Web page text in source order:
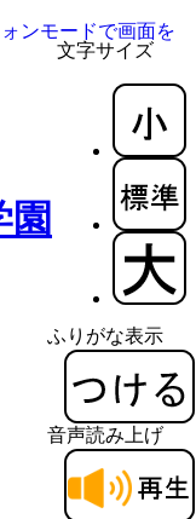
文字サイズ
ふりがな表示
音声読み上げ
ンモードで画面を